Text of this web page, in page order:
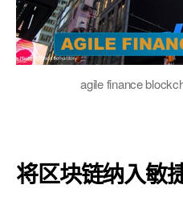
agile finance
将区块链纳入敏